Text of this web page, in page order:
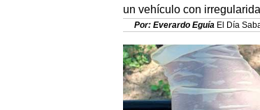
un vehículo con
Por: Everardo Eguía El Día